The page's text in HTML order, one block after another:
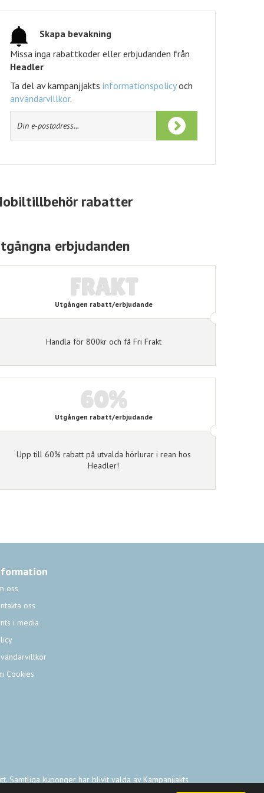
Tidningskungen rabatt
Skapa bevakning
Missa inga rabattkoder eller erbjudanden från
Headler
Ta del av kampanjjakts
användarvillkor.
erbjudanden
FRAKT
Utgången rabatt/erbjudande
60%
Utgången rabatt/erbjudande
Upp till 60% rabatt på utvalda hörlurar i rean hos
oss
oss
i media